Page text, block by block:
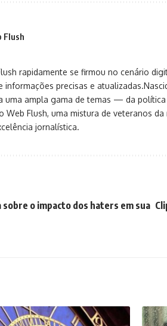
Flush
rapidamente se firmou no cenário
informações precisas e
uma ampla gama de temas — da
Web Flush, uma mistura de veteranos
jornalística.
sobre o impacto dos haters em sua